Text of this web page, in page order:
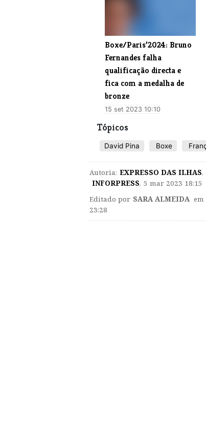
Boxe/Paris’2024: Bruno
Fernandes falha
qualificação directa e
fica com a medalha de
bronze
15 set 2023 10:10
Tópicos
David Pina Boxe
Autoria: EXPRESSO DAS ILHAS,
INFORPRESS, 5 mar 2023 18:15
Editado por SARA ALMEIDA
23:28